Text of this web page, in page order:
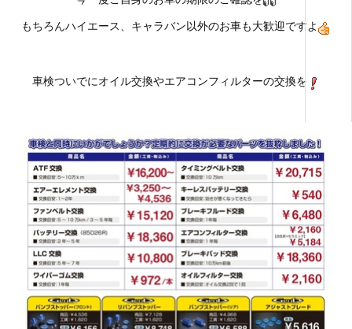
もちろんハイエース、キャラバン以外のお車も大歓迎ですよ
車検ついでにオイル交換やエアコンフィルターの交換を